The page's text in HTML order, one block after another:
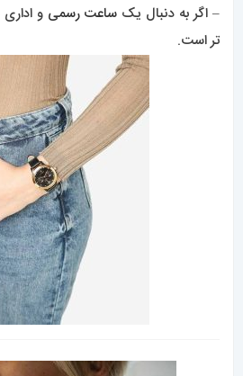
– اگر به دنبال یک ساعت رسمی و
تر است.